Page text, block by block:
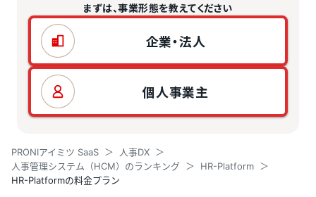
まずは、事業形態を教えてください
企業・法人
個人事業主
PRONIアイミツ SaaS
人事DX
人事管理システム（HCM）のランキング
HR-Platform
HR-Platformの料金プラン